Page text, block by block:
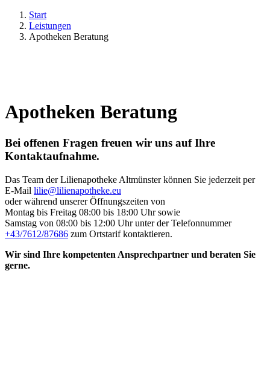
Start
Leistungen
Apotheken Beratung
Apotheken Beratung
Bei offenen Fragen freuen wir uns auf Ihre
Kontaktaufnahme.
Das Team der Lilienapotheke Altmünster können Sie jederzeit per
E-Mail lilie@lilienapotheke.eu
oder während unserer Öffnungszeiten von
Montag bis Freitag 08:00 bis 18:00 Uhr sowie
Samstag von 08:00 bis 12:00 Uhr unter der Telefonnummer
+43/7612/87686 zum Ortstarif kontaktieren.
Wir sind Ihre kompetenten Ansprechpartner und beraten Sie
gerne.